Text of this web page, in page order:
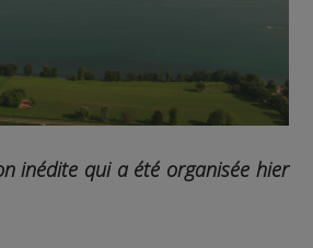
inédite qui a été organisée hier